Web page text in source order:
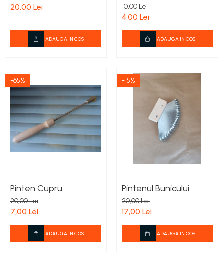
20,00 Lei
ADAUGA IN COS
10,00 Lei
4,00 Lei
ADAUGA IN COS
-65%
Pinten Cupru
20,00 Lei
7,00 Lei
ADAUGA IN COS
-15%
Pintenul Bunicului
20,00 Lei
17,00 Lei
ADAUGA IN COS